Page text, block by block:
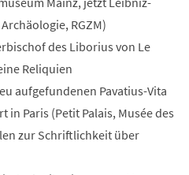
RGZM)
des Liborius von Le
Reliquien
aufgefundenen Pavatius-Vita
in Paris (Petit Palais, Musée des
zur Schriftlichkeit über